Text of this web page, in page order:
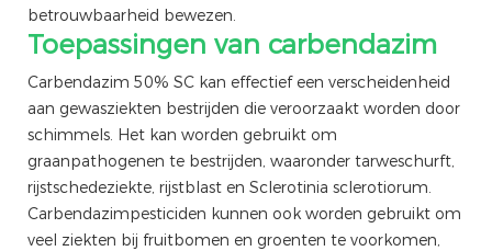
betrouwbaarheid bewezen.
Toepassingen van carbendazim
Carbendazim 50% SC kan effectief een verscheidenheid
aan gewasziekten bestrijden die veroorzaakt worden door
schimmels. Het kan worden gebruikt om
graanpathogenen te bestrijden, waaronder tarweschurft,
rijstschedeziekte, rijstblast en Sclerotinia sclerotiorum.
Carbendazimpesticiden kunnen ook worden gebruikt om
veel ziekten bij fruitbomen en groenten te voorkomen,